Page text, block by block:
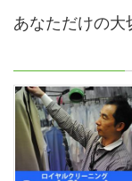
あなただけの大